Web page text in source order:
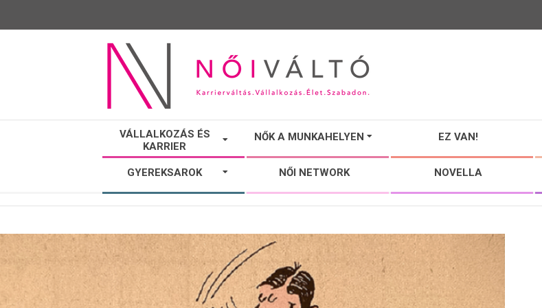
NŐI
VÁLTÓ
VÁLLALKOZÁS ÉS
KARRIER
NŐK A MUNKAHELYEN EZ VAN!
GYEREKSAROK NŐI NETWORK NOVELLA